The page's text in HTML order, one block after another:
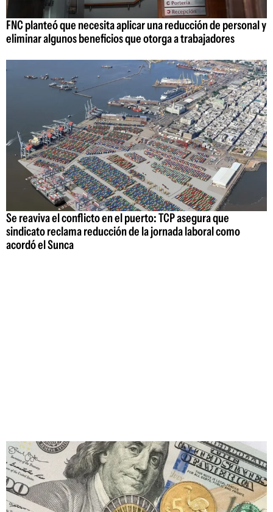
FNC planteó que necesita aplicar una reducción de personal y
eliminar algunos beneficios que otorga a trabajadores
Se reaviva el conflicto en el puerto: TCP asegura que
sindicato reclama reducción de la jornada laboral como
acordó el Sunca